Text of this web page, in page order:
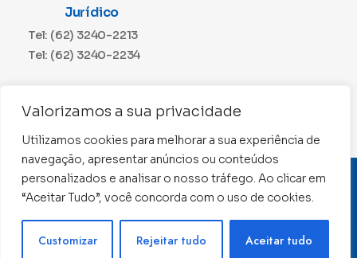
Valorizamos a sua privacidade
Utilizamos cookies para melhorar a sua experiência de
navegação, apresentar anúncios ou conteúdos
personalizados e analisar o nosso tráfego. Ao clicar em
“Aceitar Tudo”, você concorda com o uso de cookies.
Customizar Rejeitar tudo Aceitar tudo
Jurídico
Tel: (62) 3240-2213
Tel: (62) 3240-2234
Tel: (62) 3240-2230
CNPJ: 01.015.676/0001-11
Conselho Regional de Contabilidade de Goiás 2022 –
Todos os direitos reservados
Precisa de ajuda ?